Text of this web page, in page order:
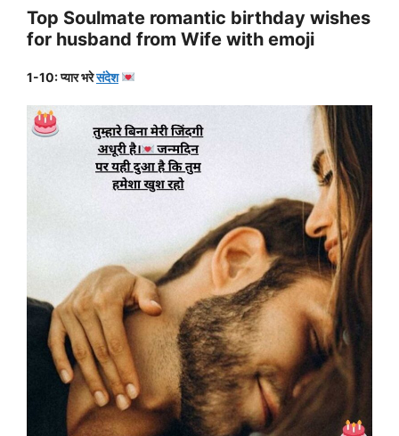
Top Soulmate romantic birthday wishes
for husband from Wife with emoji
1-10: प्यार भरेसंदेश